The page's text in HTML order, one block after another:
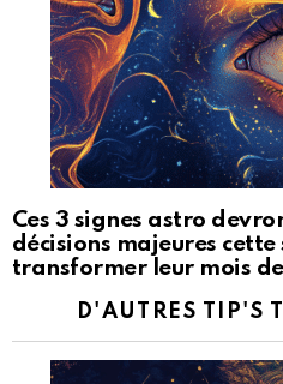
Ces 3 signes astro
décisions majeures
transformer leur mois
D'AUTRES TIP'S